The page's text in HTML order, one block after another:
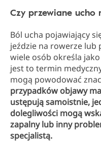
Czy przewiane ucho
Ból ucha pojawiający
jeździe na rowerze lub
wiele osób określa
jest to termin
mogą powodować
przypadków objawy
ustępują samoistnie,
dolegliwości mogą
zapalny lub inny
specjalistą.